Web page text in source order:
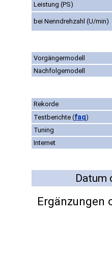
Leistung (PS)
bei Nenndrehzahl (U/min)
Vorgängermodell
Nachfolgemodell
Rekorde
Testberichte (faq)
Tuning
Internet
Datum
Ergänzungen